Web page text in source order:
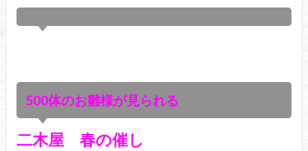
500体のお雛様が見られる
二木屋 春の催し